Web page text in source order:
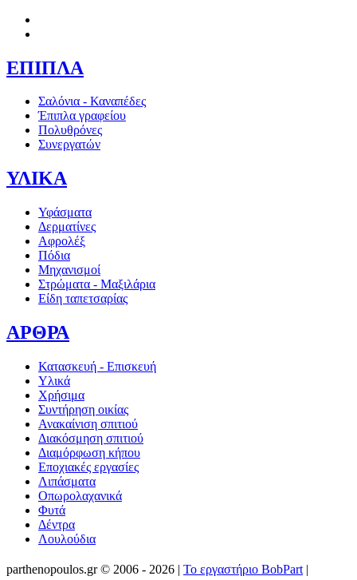
ΕΠΙΠΛΑ
Σαλόνια - Καναπέδες
Έπιπλα γραφείου
Πολυθρόνες
Συνεργατών
ΥΛΙΚΑ
Υφάσματα
Δερματίνες
Αφρολέξ
Πόδια
Μηχανισμοί
Στρώματα - Μαξιλάρια
Είδη ταπετσαρίας
ΑΡΘΡΑ
Κατασκευή - Επισκευή
Υλικά
Χρήσιμα
Συντήρηση οικίας
Ανακαίνιση σπιτιού
Διακόσμηση σπιτιού
Διαμόρφωση κήπου
Εποχιακές εργασίες
Λιπάσματα
Οπωρολαχανικά
Φυτά
Δέντρα
Λουλούδια
parthenopoulos.gr© 2006 - 2026 | Το εργαστήριο BobPart |